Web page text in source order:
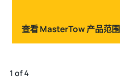
查看 MasterTow 产品范围
1 of 4